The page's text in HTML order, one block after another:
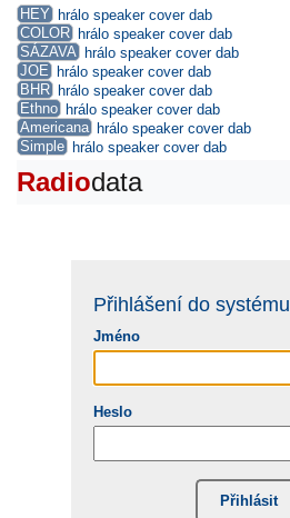
HEY hrálo speaker cover dab
COLOR hrálo speaker cover dab
SÁZAVA hrálo speaker cover dab
JOE
hrálo speaker cover dab
BHR hrálo speaker cover dab
Ethno hrálo speaker cover dab
Americana hrálo speaker cover dab
Simple hrálo speaker cover dab
Radiodata
Přihlášení do systému
Jméno
Heslo